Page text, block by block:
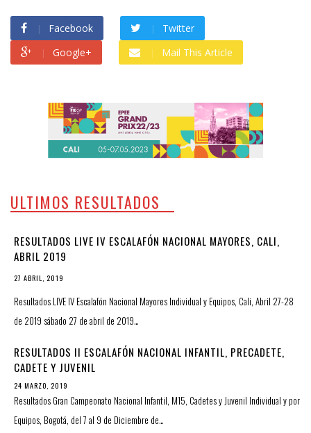
Facebook
Twitter
Google+
Mail This Article
ULTIMOS RESULTADOS
RESULTADOS LIVE IV ESCALAFÓN NACIONAL MAYORES, CALI,
ABRIL 2019
27 ABRIL, 2019
Resultados LIVE IV Escalafón Nacional Mayores Individual y Equipos, Cali, Abril 27-28
de 2019 sábado 27 de abril de 2019…
RESULTADOS II ESCALAFÓN NACIONAL INFANTIL, PRECADETE,
CADETE Y JUVENIL
24 MARZO, 2019
Resultados Gran Campeonato Nacional Infantil, M15, Cadetes y Juvenil Individual y por
Equipos, Bogotá, del 7 al 9 de Diciembre de…